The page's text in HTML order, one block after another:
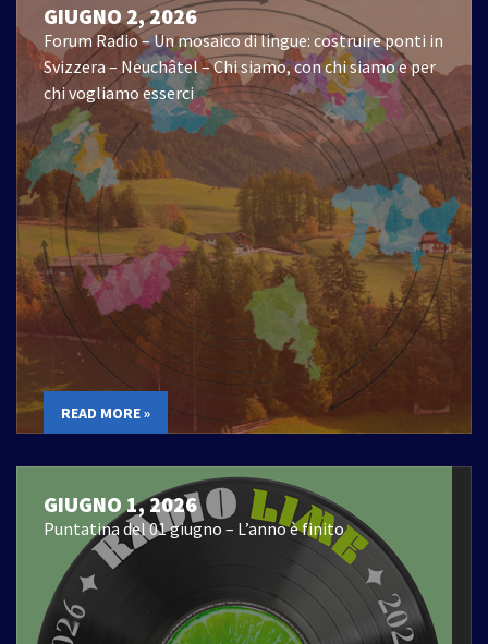
GIUGNO 2, 2026
Forum Radio – Un mosaico di lingue: costruire ponti in
Svizzera – Neuchâtel – Chi siamo, con chi siamo e per
chi vogliamo esserci
READ MORE »
GIUGNO 1, 2026
Puntatina del 01 giugno – L’anno è finito